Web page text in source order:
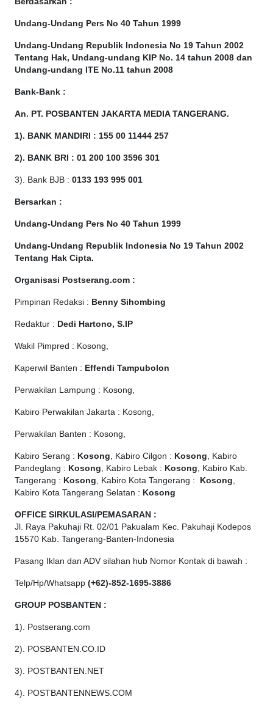
Undang-Undang Pers No 40 Tahun 1999
Undang-Undang Republik Indonesia No 19 Tahun 2002
Tentang Hak, Undang-undang KIP No. 14 tahun 2008 dan
Undang-undang ITE No.11 tahun 2008
Bank-Bank :
An. PT. POSBANTEN JAKARTA MEDIA TANGERANG.
1). BANK MANDIRI : 155 00 11444 257
2). BANK BRI : 01 200 100 3596 301
3). Bank BJB : 0133 193 995 001
Bersarkan :
Undang-Undang Pers No 40 Tahun 1999
Undang-Undang Republik Indonesia No 19 Tahun 2002
Tentang Hak Cipta.
Organisasi Postserang.com :
Pimpinan Redaksi : Benny Sihombing
Redaktur : Dedi Hartono, S.IP
Wakil Pimpred : Kosong,
Kaperwil Banten : Effendi Tampubolon
Perwakilan Lampung : Kosong,
Kabiro Perwakilan Jakarta : Kosong,
Perwakilan Banten : Kosong,
Kabiro Serang : Kosong , Kabiro Cilgon : Kosong , Kabiro
Pandeglang : Kosong , Kabiro Lebak : Kosong , Kabiro Kab.
Tangerang : Kosong , Kabiro Kota Tangerang : Kosong
Kabiro Kota Tangerang Selatan : Kosong
OFFICE SIRKULASI/PEMASARAN :
Jl. Raya Pakuhaji Rt. 02/01 Pakualam Kec. Pakuhaji Kodepos
15570 Kab. Tangerang-Banten-Indonesia
Pasang Iklan dan ADV silahan hub Nomor Kontak di bawah :
Telp/Hp/Whatsapp (+62)-852-1695-3886
GROUP POSBANTEN :
1). Postserang.com
2). POSBANTEN.CO.ID
3). POSTBANTEN.NET
4). POSTBANTENNEWS.COM